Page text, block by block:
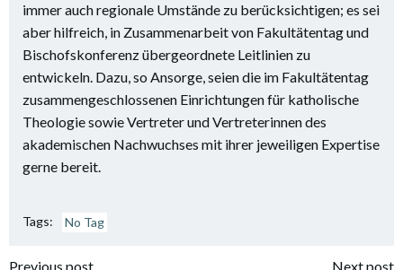
immer auch regionale Umstände zu berücksichtigen; es sei
aber hilfreich, in Zusammenarbeit von Fakultätentag und
Bischofskonferenz übergeordnete Leitlinien zu
entwickeln. Dazu, so Ansorge, seien die im Fakultätentag
zusammengeschlossenen Einrichtungen für katholische
Theologie sowie Vertreter und Vertreterinnen des
akademischen Nachwuchses mit ihrer jeweiligen Expertise
gerne bereit.
Tags: No Tag
Previous post Next post